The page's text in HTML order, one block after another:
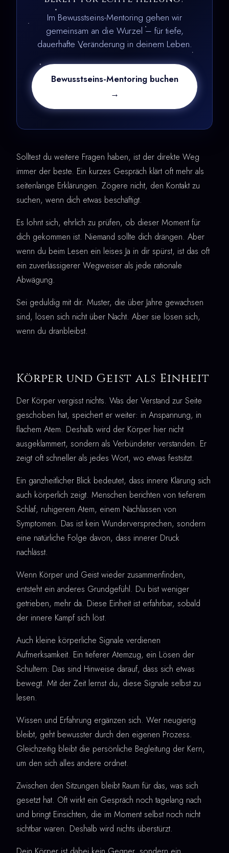
Im Bewusstseins-Mentoring gehen wir
gemeinsam an die Wurzel – für tiefe,
dauerhafte Veränderung in deinem Leben.
Bewusstseins-Mentoring buchen
→
Solltest du weitere Fragen haben, ist der direkte Weg
immer der beste. Ein kurzes Gespräch klärt oft mehr als
seitenlange Erklärungen. Zögere nicht, den Kontakt zu
suchen, wenn dich etwas beschäftigt.
Es lohnt sich, ehrlich zu prüfen, ob dieser Moment für
dich gekommen ist. Niemand sollte dich drängen. Aber
wenn du beim Lesen ein leises Ja in dir spürst, ist das oft
ein zuverlässigerer Wegweiser als jede rationale
Abwägung.
Sei geduldig mit dir. Muster, die über Jahre gewachsen
sind, lösen sich nicht über Nacht. Aber sie lösen sich,
wenn du dranbleibst.
Körper und Geist als Einheit
Der Körper vergisst nichts. Was der Verstand zur Seite
geschoben hat, speichert er weiter: in Anspannung, in
flachem Atem. Deshalb wird der Körper hier nicht
ausgeklammert, sondern als Verbündeter verstanden. Er
zeigt oft schneller als jedes Wort, wo etwas festsitzt.
Ein ganzheitlicher Blick bedeutet, dass innere Klärung sich
auch körperlich zeigt. Menschen berichten von tieferem
Schlaf, ruhigerem Atem, einem Nachlassen von
Symptomen. Das ist kein Wunderversprechen, sondern
eine natürliche Folge davon, dass innerer Druck
nachlässt.
Wenn Körper und Geist wieder zusammenfinden,
entsteht ein anderes Grundgefühl. Du bist weniger
getrieben, mehr da. Diese Einheit ist erfahrbar, sobald
der innere Kampf sich löst.
Auch kleine körperliche Signale verdienen
Aufmerksamkeit. Ein tieferer Atemzug, ein Lösen der
Schultern: Das sind Hinweise darauf, dass sich etwas
bewegt. Mit der Zeit lernst du, diese Signale selbst zu
lesen.
Wissen und Erfahrung ergänzen sich. Wer neugierig
bleibt, geht bewusster durch den eigenen Prozess.
Gleichzeitig bleibt die persönliche Begleitung der Kern,
um den sich alles andere ordnet.
Zwischen den Sitzungen bleibt Raum für das, was sich
gesetzt hat. Oft wirkt ein Gespräch noch tagelang nach
und bringt Einsichten, die im Moment selbst noch nicht
sichtbar waren. Deshalb wird nichts überstürzt.